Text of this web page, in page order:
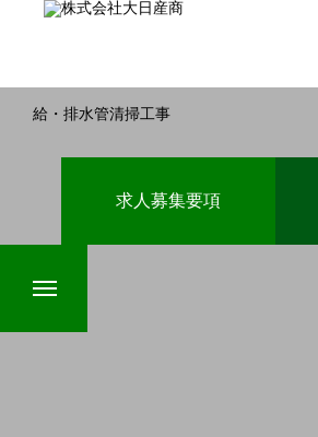
給・排水管清掃工事
求人募集要項
業務案内